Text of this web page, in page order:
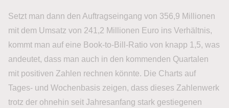
Setzt man dann den Auftragseingang von 356,9 Millionen
mit dem Umsatz von 241,2 Millionen Euro ins Verhältnis,
kommt man auf eine Book-to-Bill-Ratio von knapp 1,5, was
andeutet, dass man auch in den kommenden Quartalen
mit positiven Zahlen rechnen könnte. Die Charts auf
Tages- und Wochenbasis zeigen, dass dieses Zahlenwerk
trotz der ohnehin seit Jahresanfang stark gestiegenen